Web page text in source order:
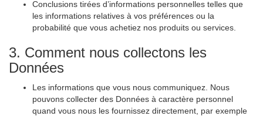
Conclusions tirées d’informations personnelles telles que
les informations relatives à vos préférences ou la
probabilité que vous achetiez nos produits ou services.
3. Comment nous collectons les
Données
Les informations que vous nous communiquez. Nous
pouvons collecter des Données à caractère personnel
quand vous nous les fournissez directement, par exemple